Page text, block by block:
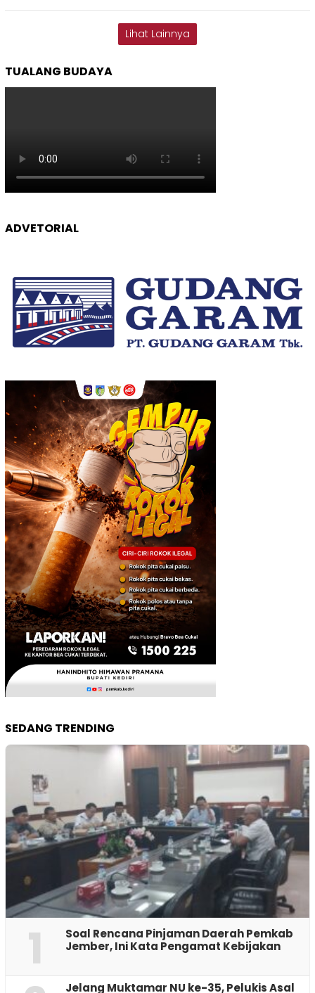
Lihat Lainnya
TUALANG BUDAYA
ADVETORIAL
SEDANG TRENDING
1
‎Soal Rencana Pinjaman Daerah Pemkab
Jember, Ini Kata Pengamat Kebijakan ‎
Jelang Muktamar NU ke-35, Pelukis Asal